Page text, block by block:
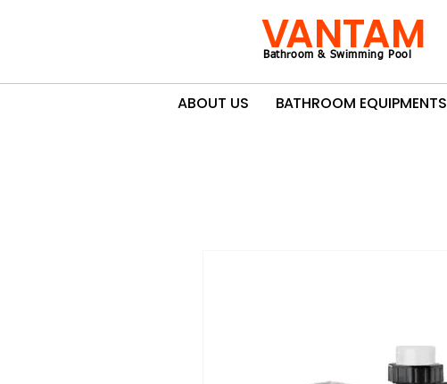
VANTAM
Bathroom & Swimming Pool
ABOUT US BATHROOM EQUIPMENTS